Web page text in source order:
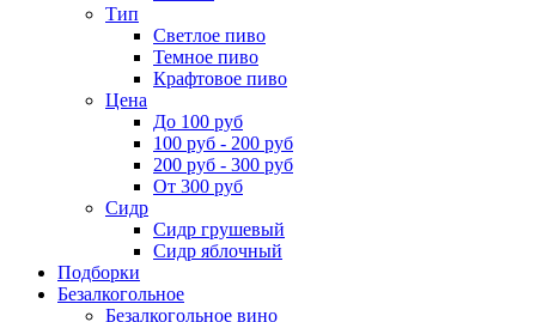
Тип
Светлое пиво
Темное пиво
Крафтовое пиво
Цена
До 100 руб
100 руб - 200 руб
200 руб - 300 руб
От 300 руб
Сидр
Сидр грушевый
Сидр яблочный
Подборки
Безалкогольное
Безалкогольное вино